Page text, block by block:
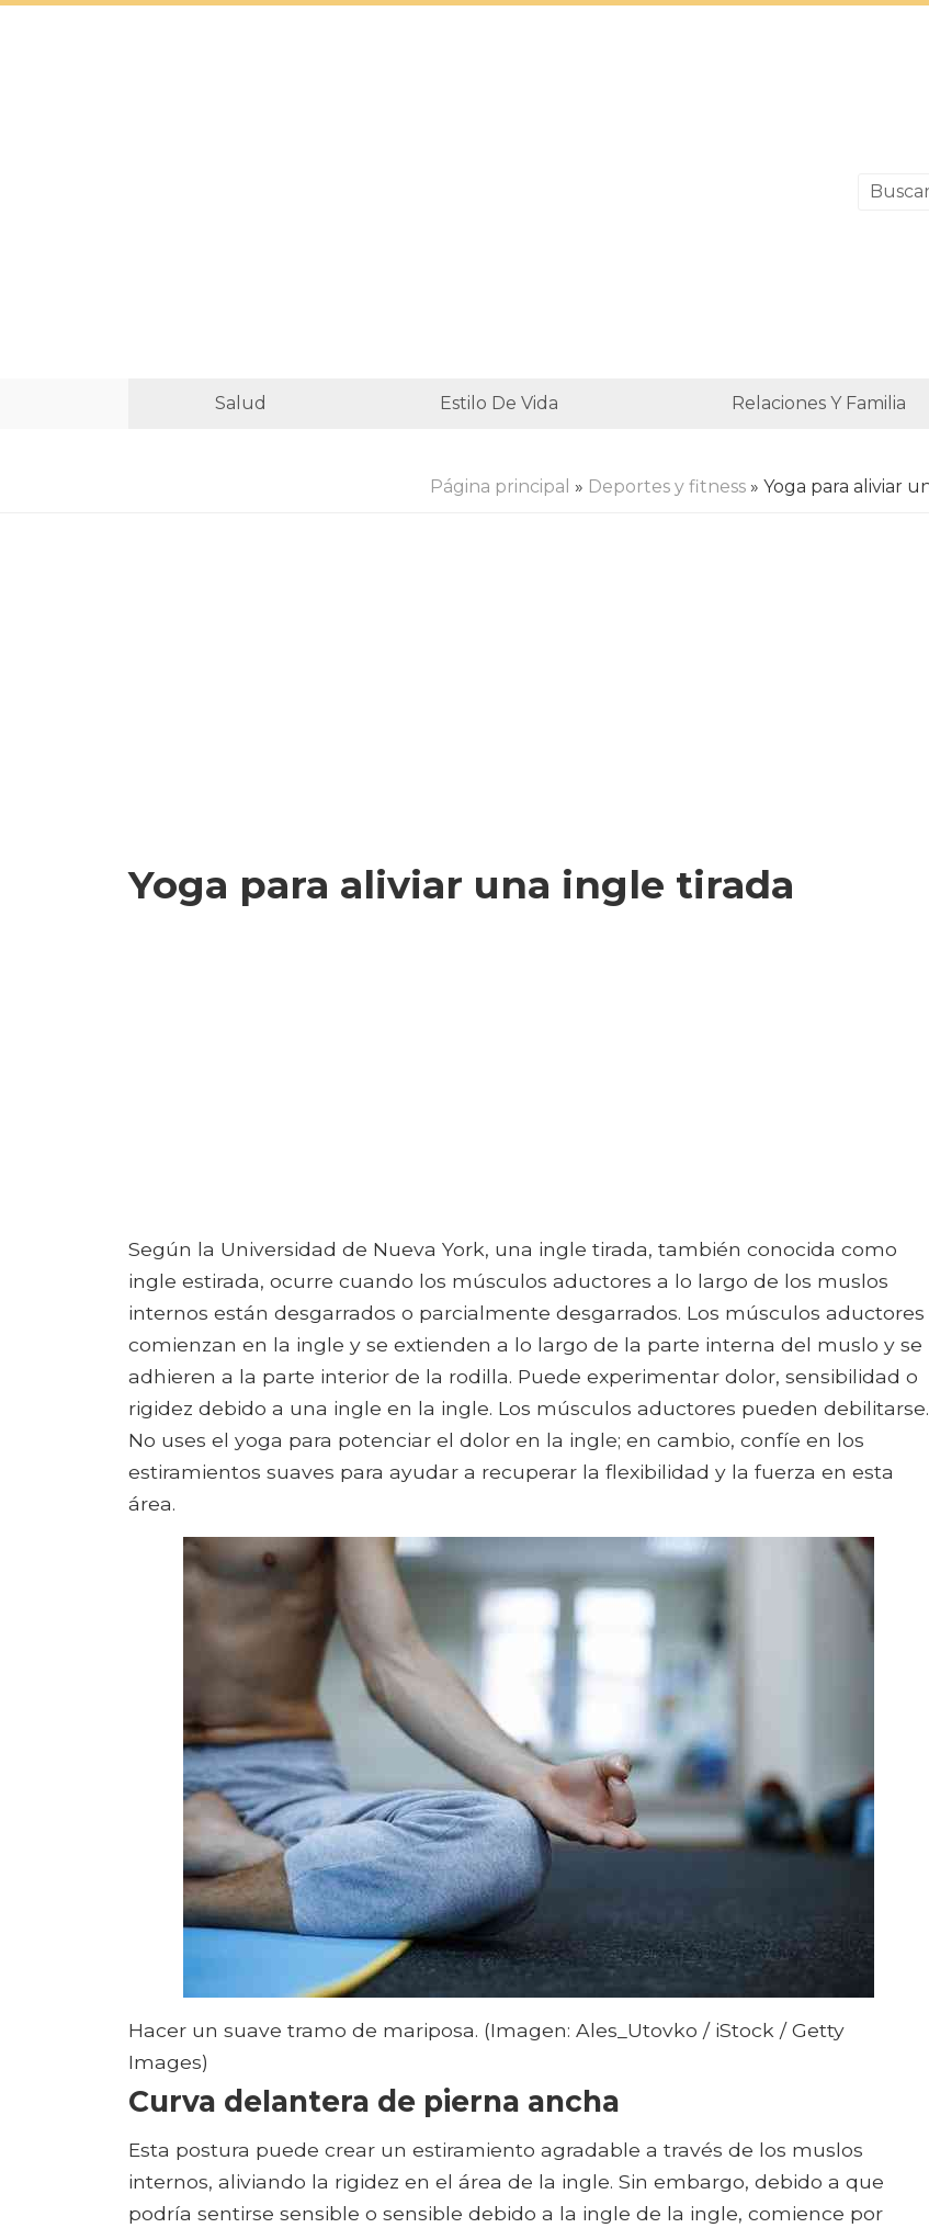
Salud Estilo De Vida Relaciones Y Familia
Página principal » Deportes y fitness » Yoga para aliviar
Yoga para aliviar una ingle tirada
Según la Universidad de Nueva York, una ingle tirada, también conocida como
ingle estirada, ocurre cuando los músculos aductores a lo largo de los muslos
internos están desgarrados o parcialmente desgarrados. Los músculos aductores
comienzan en la ingle y se extienden a lo largo de la parte interna del muslo y se
adhieren a la parte interior de la rodilla. Puede experimentar dolor, sensibilidad o
rigidez debido a una ingle en la ingle. Los músculos aductores pueden debilitarse.
No uses el yoga para potenciar el dolor en la ingle; en cambio, confíe en los
estiramientos suaves para ayudar a recuperar la flexibilidad y la fuerza en esta
área.
Hacer un suave tramo de mariposa. (Imagen: Ales_Utovko / iStock / Getty
Images)
Curva delantera de pierna ancha
Esta postura puede crear un estiramiento agradable a través de los muslos
internos, aliviando la rigidez en el área de la ingle. Sin embargo, debido a que
podría sentirse sensible o sensible debido a la ingle de la ingle, comience por